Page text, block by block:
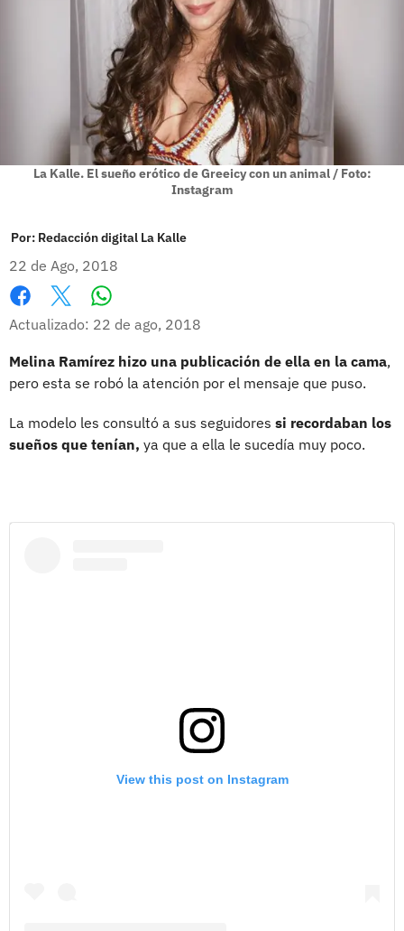
La Kalle. El sueño erótico de Greeicy con un animal / Foto:
Instagram
Por: Redacción digital La Kalle
22 de Ago, 2018
Facebook
X
Actualizado: 22 de ago, 2018
Melina Ramírez hizo una publicación de ella en la cama,
pero esta se robó la atención por el mensaje que puso.
La modelo les consultó a sus seguidores si recordaban los
sueños que tenían, ya que a ella le sucedía muy poco.
View this post on Instagram